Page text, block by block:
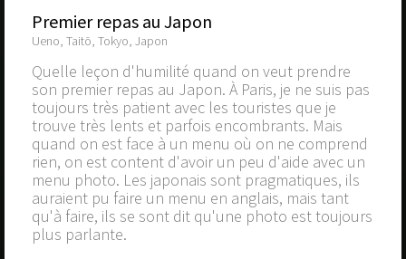
Premier repas au Japon
Ueno, Taitō, Tokyo, Japon
Quelle leçon d'humilité quand on veut prendre
son premier repas au Japon. À Paris, je ne suis pas
toujours très patient avec les touristes que je
trouve très lents et parfois encombrants. Mais
quand on est face à un menu où on ne comprend
rien, on est content d'avoir un peu d'aide avec un
menu photo. Les japonais sont pragmatiques, ils
auraient pu faire un menu en anglais, mais tant
qu'à faire, ils se sont dit qu'une photo est toujours
plus parlante.